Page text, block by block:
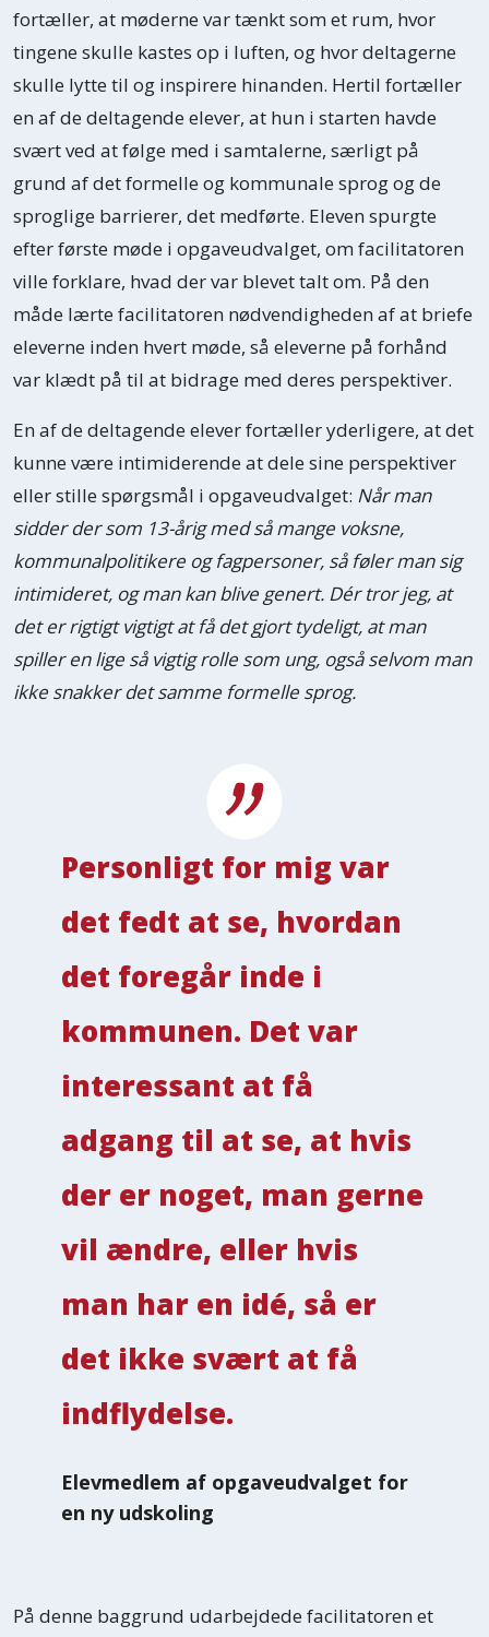
fortæller, at møderne var tænkt som et rum, hvor
tingene skulle kastes op i luften, og hvor deltagerne
skulle lytte til og inspirere hinanden. Hertil fortæller
en af de deltagende elever, at hun i starten havde
svært ved at følge med i samtalerne, særligt på
grund af det formelle og kommunale sprog og de
sproglige barrierer, det medførte. Eleven spurgte
efter første møde i opgaveudvalget, om facilitatoren
ville forklare, hvad der var blevet talt om. På den
måde lærte facilitatoren nødvendigheden af at briefe
eleverne inden hvert møde, så eleverne på forhånd
var klædt på til at bidrage med deres perspektiver.
En af de deltagende elever fortæller yderligere, at det
kunne være intimiderende at dele sine perspektiver
eller stille spørgsmål i opgaveudvalget: Når man
sidder der som 13-årig med så mange voksne,
kommunalpolitikere og fagpersoner, så føler man sig
intimideret, og man kan blive genert. Dér tror jeg, at
det er rigtigt vigtigt at få det gjort tydeligt, at man
spiller en lige så vigtig rolle som ung, også selvom man
ikke snakker det samme formelle sprog.
Personligt for mig var
det fedt at se, hvordan
det foregår inde i
kommunen. Det var
interessant at få
adgang til at se, at hvis
der er noget, man gerne
vil ændre, eller hvis
man har en idé, så er
det ikke svært at få
indflydelse.
Elevmedlem af opgaveudvalget for
en ny udskoling
På denne baggrund udarbejdede facilitatoren et